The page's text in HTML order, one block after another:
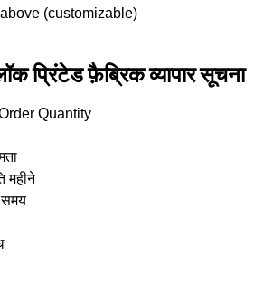
(customizable)
प्रिंटेड फ़ैब्रिक व्यापार सूचना
Quantity
महीने
समय